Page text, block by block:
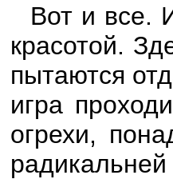
Вот и все.
красотой.
пытаются
игра
огрехи,